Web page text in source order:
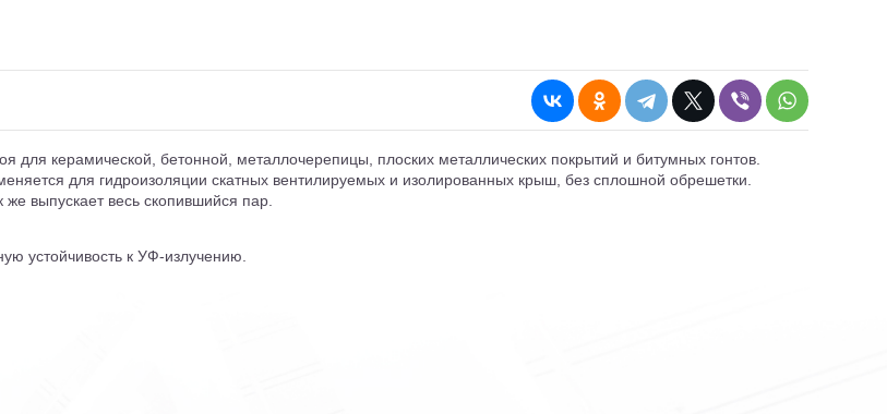
керамической, бетонной, металлочерепицы, плоских металлических покрытий и битумных гонтов.
для гидроизоляции скатных вентилируемых и изолированных крыш, без сплошной обрешетки.
выпускает весь скопившийся пар.
устойчивость к УФ-излучению.